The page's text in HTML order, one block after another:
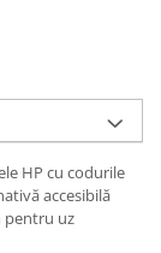
HP cu codurile
accesibilă
pentru uz